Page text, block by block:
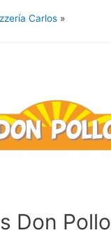
Carlos »
Don Pollo